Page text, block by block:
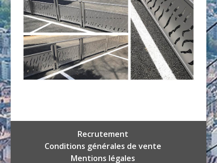
Recrutement
Conditions générales de vente
Mentions légales